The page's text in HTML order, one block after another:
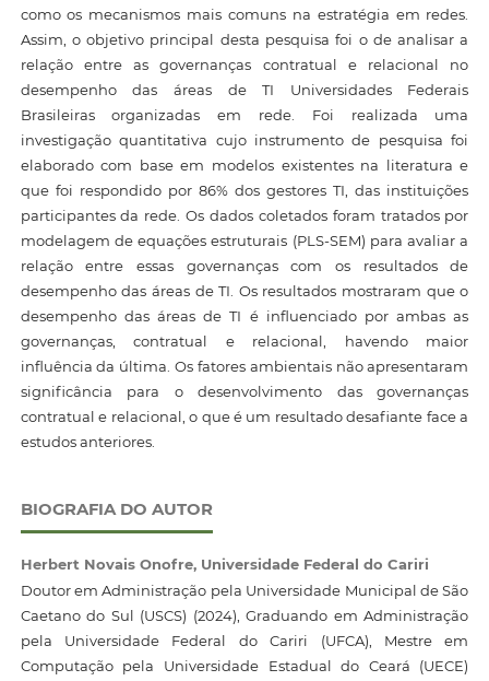
como os mecanismos mais comuns na estratégia em redes.
Assim, o objetivo principal desta pesquisa foi o de analisar a
relação entre as governanças contratual e relacional no
desempenho das áreas de TI Universidades Federais
Brasileiras organizadas em rede. Foi realizada uma
investigação quantitativa cujo instrumento de pesquisa foi
elaborado com base em modelos existentes na literatura e
que foi respondido por 86% dos gestores TI, das instituições
participantes da rede. Os dados coletados foram tratados por
modelagem de equações estruturais (PLS-SEM) para avaliar a
relação entre essas governanças com os resultados de
desempenho das áreas de TI. Os resultados mostraram que o
desempenho das áreas de TI é influenciado por ambas as
governanças, contratual e relacional, havendo maior
influência da última. Os fatores ambientais não apresentaram
significância para o desenvolvimento das governanças
contratual e relacional, o que é um resultado desafiante face a
estudos anteriores.
BIOGRAFIA DO AUTOR
Herbert Novais Onofre, Universidade Federal do Cariri
Doutor em Administração pela Universidade Municipal de São
Caetano do Sul (USCS) (2024), Graduando em Administração
pela Universidade Federal do Cariri (UFCA), Mestre em
Computação pela Universidade Estadual do Ceará (UECE)